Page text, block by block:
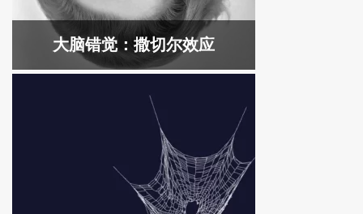
大脑错觉：撒切尔效应